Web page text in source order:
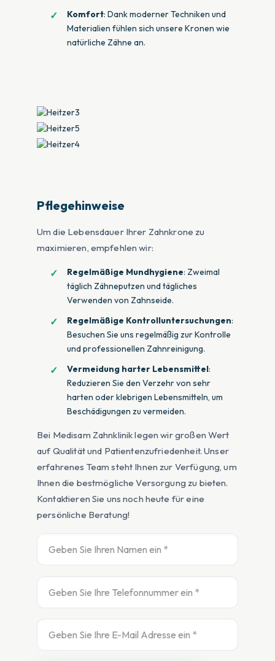
Komfort: Dank moderner Techniken und
Materialien fühlen sich unsere Kronen wie
natürliche Zähne an.
Pflegehinweise
Um die Lebensdauer Ihrer Zahnkrone zu
maximieren, empfehlen wir:
Regelmäßige Mundhygiene: Zweimal
täglich Zähneputzen und tägliches
Verwenden von Zahnseide.
Regelmäßige Kontrolluntersuchungen:
Besuchen Sie uns regelmäßig zur Kontrolle
und professionellen Zahnreinigung.
Vermeidung harter Lebensmittel:
Reduzieren Sie den Verzehr von sehr
harten oder klebrigen Lebensmitteln, um
Beschädigungen zu vermeiden.
Bei Medisam Zahnklinik legen wir großen Wert
auf Qualität und Patientenzufriedenheit. Unser
erfahrenes Team steht Ihnen zur Verfügung, um
Ihnen die bestmögliche Versorgung zu bieten.
Kontaktieren Sie uns noch heute für eine
persönliche Beratung!